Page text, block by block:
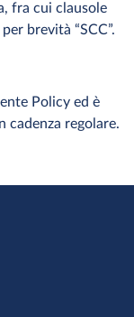
fra cui clausole
brevità “SCC”.
Policy ed è
cadenza regolare.